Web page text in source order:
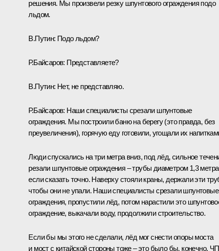
решения. Мы произвели резку шпунтового ограждения подо
льдом.
В.Путин: Подо льдом?
Р.Байсаров: Представляете?
В.Путин: Нет, не представляю.
Р.Байсаров: Наши специалисты срезали шпунтовые
ограждения. Мы построили баню на берегу (это правда, без
преувеличения), горячую еду готовили, угощали их
Люди спускались на три метра вниз, под лёд, сильное
резали шпунтовые ограждения – трубы диаметром 1,3
если сказать точно. Наверху стояли краны, держали эти
чтобы они не упали. Наши специалисты срезали шпунтовые
ограждения, пропустили лёд, потом нарастили это
ограждение, выкачали воду, продолжили строительство.
Если бы мы этого не сделали, лёд мог снести опоры моста
и мост с китайской стороны тоже – это было бы, конечно, ЧП